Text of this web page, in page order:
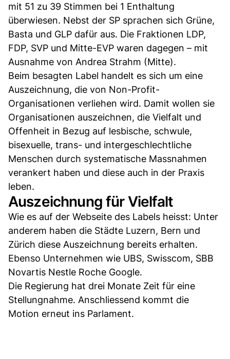
mit 51 zu 39 Stimmen bei 1 Enthaltung
überwiesen. Nebst der SP sprachen sich Grüne,
Basta und GLP dafür aus. Die Fraktionen LDP,
FDP, SVP und Mitte-EVP waren dagegen – mit
Ausnahme von Andrea Strahm (Mitte).
Beim besagten Label handelt es sich um eine
Auszeichnung, die von Non-Profit-
Organisationen verliehen wird. Damit wollen sie
Organisationen auszeichnen, die Vielfalt und
Offenheit in Bezug auf lesbische, schwule,
bisexuelle, trans- und intergeschlechtliche
Menschen durch systematische Massnahmen
verankert haben und diese auch in der Praxis
leben.
Auszeichnung für Vielfalt
Wie es auf der Webseite des Labels heisst: Unter
anderem haben die Städte Luzern, Bern und
Zürich diese Auszeichnung bereits erhalten.
Ebenso Unternehmen wie UBS, Swisscom, SBB
Novartis Nestle Roche Google.
Die Regierung hat drei Monate Zeit für eine
Stellungnahme. Anschliessend kommt die
Motion erneut ins Parlament.